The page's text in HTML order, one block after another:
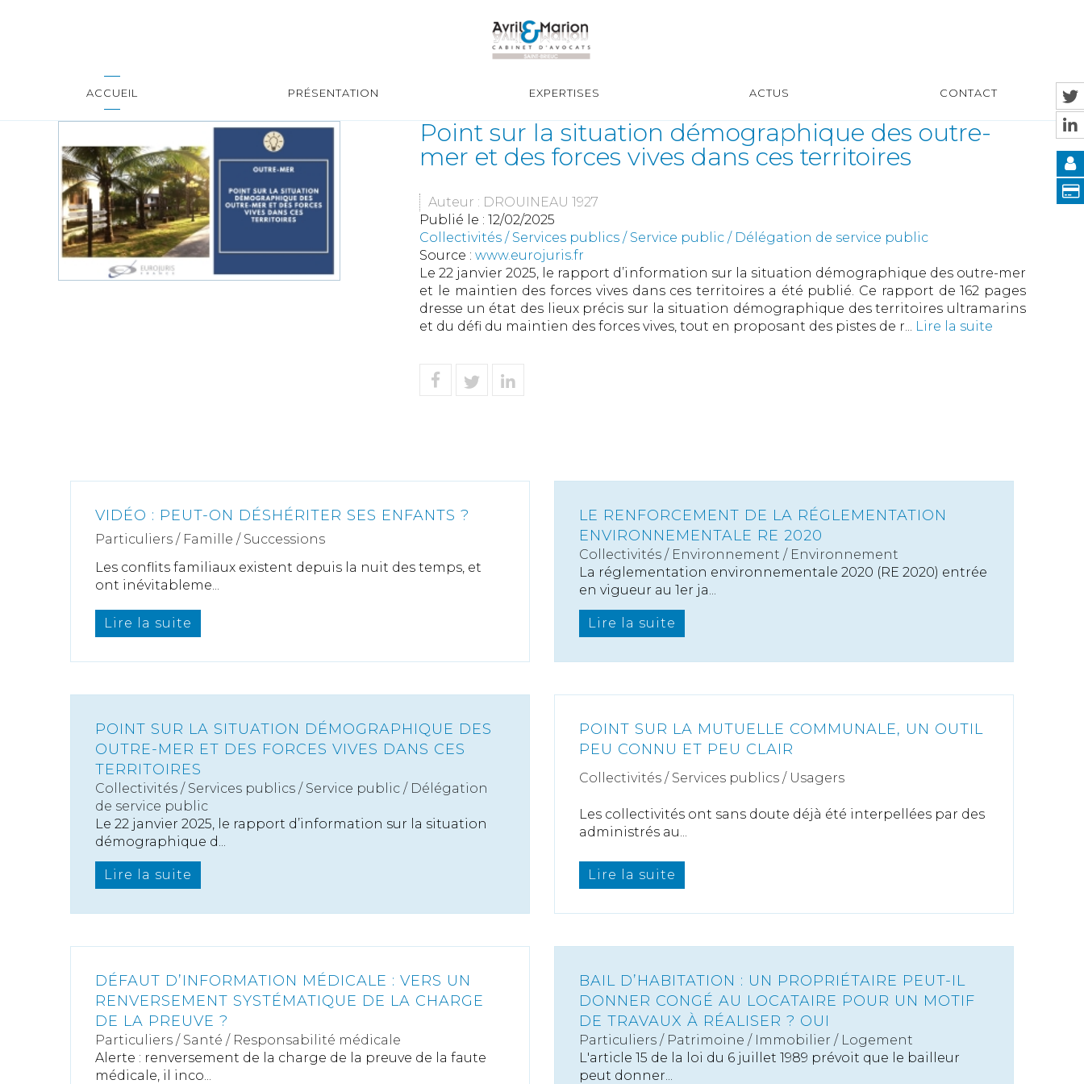
ACCUEIL PRÉSENTATION EXPERTISES ACTUS CONTACT
Point sur la situation démographique des outre-
mer et des forces vives dans ces territoires
Auteur : DROUINEAU 1927
Publié le : 12/02/2025
Collectivités / Services publics / Service public / Délégation de service public
Source : www.eurojuris.fr
Le 22 janvier 2025, le rapport d’information sur la situation démographique des outre-mer
et le maintien des forces vives dans ces territoires a été publié. Ce rapport de 162 pages
dresse un état des lieux précis sur la situation démographique des territoires ultramarins
et du défi du maintien des forces vives, tout en proposant des pistes de r... Lire la suite
VIDÉO : PEUT-ON DÉSHÉRITER SES ENFANTS ?
Particuliers / Famille / Successions
Les conflits familiaux existent depuis la nuit des temps, et
ont inévitableme...
Lire la suite
LE RENFORCEMENT DE LA RÉGLEMENTATION
ENVIRONNEMENTALE RE 2020
Collectivités / Environnement / Environnement
La réglementation environnementale 2020 (RE 2020) entrée
en vigueur au 1er ja...
Lire la suite
POINT SUR LA SITUATION DÉMOGRAPHIQUE DES
OUTRE-MER ET DES FORCES VIVES DANS CES
TERRITOIRES
Collectivités / Services publics / Service public / Délégation
de service public
Le 22 janvier 2025, le rapport d’information sur la situation
démographique d...
Lire la suite
POINT SUR LA MUTUELLE COMMUNALE, UN OUTIL
PEU CONNU ET PEU CLAIR
Collectivités / Services publics / Usagers
Les collectivités ont sans doute déjà été interpellées par des
administrés au...
Lire la suite
DÉFAUT D’INFORMATION MÉDICALE : VERS UN
RENVERSEMENT SYSTÉMATIQUE DE LA CHARGE
DE LA PREUVE ?
Particuliers / Santé / Responsabilité médicale
Alerte : renversement de la charge de la preuve de la faute
médicale, il inco...
BAIL D’HABITATION : UN PROPRIÉTAIRE PEUT-IL
DONNER CONGÉ AU LOCATAIRE POUR UN MOTIF
DE TRAVAUX À RÉALISER ? OUI
Particuliers / Patrimoine / Immobilier / Logement
L'article 15 de la loi du 6 juillet 1989 prévoit que le bailleur
peut donner...